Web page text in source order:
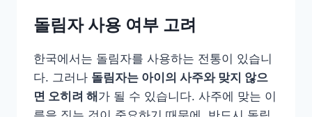
돌림자 사용 여부 고려
한국에서는 돌림자를 사용하는 전통이 있습니
다. 그러나 돌림자는 아이의 사주와 맞지 않으
면 오히려 해 가 될 수 있습니다. 사주에 맞는 이